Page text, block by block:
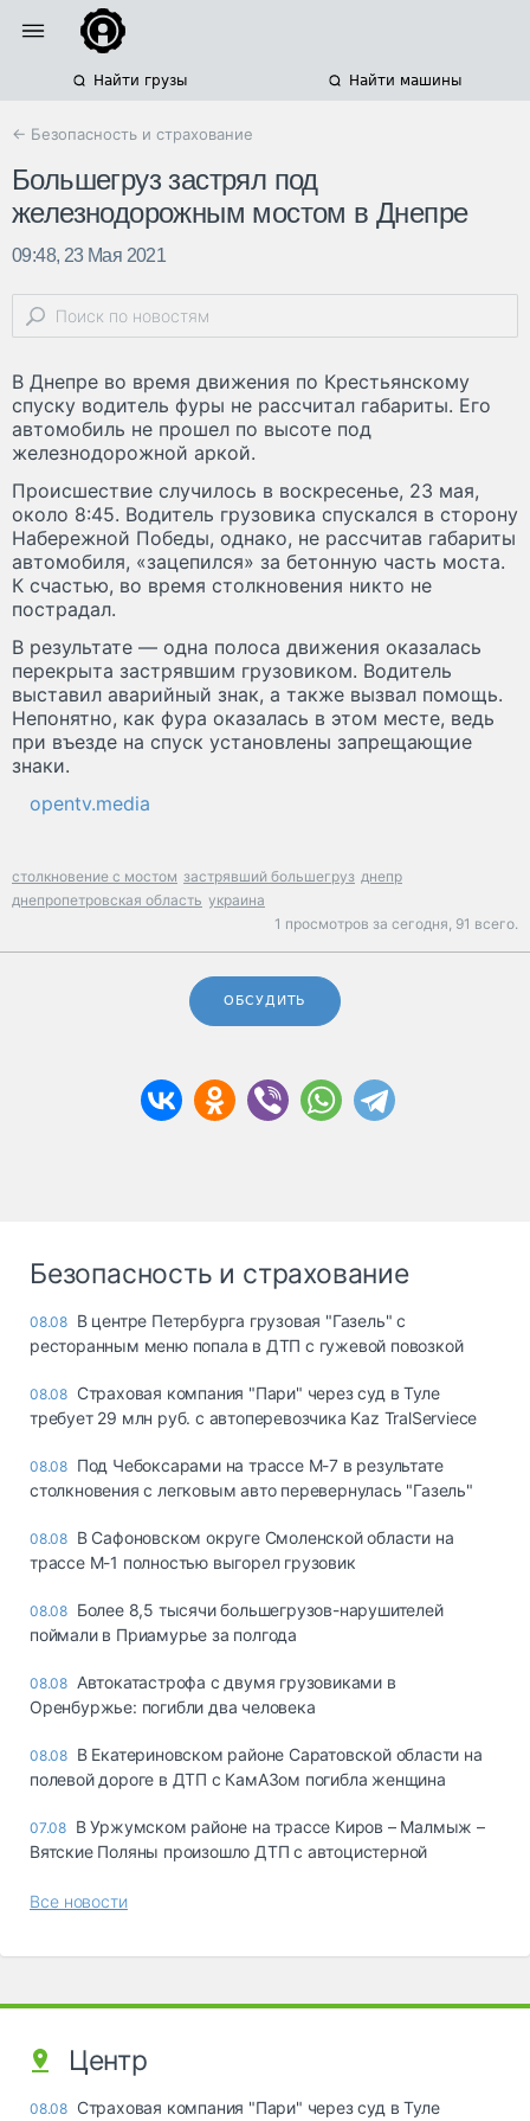
Найти грузы Найти машины
← Безопасность и страхование
Большегруз застрял под
железнодорожным мостом в Днепре
09:48, 23 Мая 2021
В Днепре во время движения по Крестьянскому
спуску водитель фуры не рассчитал габариты. Его
автомобиль не прошел по высоте под
железнодорожной аркой.
Происшествие случилось в воскресенье, 23 мая,
около 8:45. Водитель грузовика спускался в сторону
Набережной Победы, однако, не рассчитав габариты
автомобиля, «зацепился» за бетонную часть моста.
К счастью, во время столкновения никто не
пострадал.
В результате — одна полоса движения оказалась
перекрыта застрявшим грузовиком. Водитель
выставил аварийный знак, а также вызвал помощь.
Непонятно, как фура оказалась в этом месте, ведь
при въезде на спуск установлены запрещающие
знаки.
opentv.media
столкновение с мостом застрявший большегруз днепр
днепропетровская область украина
1 просмотров за сегодня, 91 всего.
ОБСУДИТЬ
Безопасность и страхование
08.08 В центре Петербурга грузовая "Газель" с
ресторанным меню попала в ДТП с гужевой повозкой
08.08 Страховая компания "Пари" через суд в Туле
требует 29 млн руб. с автоперевозчика Kaz TralServiece
08.08 Под Чебоксарами на трассе М-7 в результате
столкновения с легковым авто перевернулась "Газель"
08.08 В Сафоновском округе Смоленской области на
трассе М-1 полностью выгорел грузовик
08.08 Более 8,5 тысячи большегрузов-нарушителей
поймали в Приамурье за полгода
08.08 Автокатастрофа с двумя грузовиками в
Оренбуржье: погибли два человека
08.08 В Екатериновском районе Саратовской области на
полевой дороге в ДТП с КамАЗом погибла женщина
07.08 В Уржумском районе на трассе Киров – Малмыж –
Вятские Поляны произошло ДТП с автоцистерной
Все новости
Центр
08.08 Страховая компания "Пари" через суд в Туле